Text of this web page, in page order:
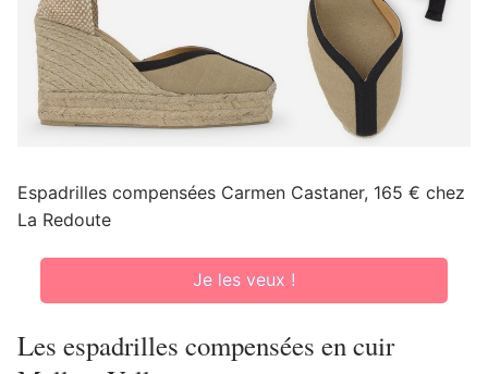
Espadrilles compensées Carmen Castaner, 165 € chez
La Redoute
Je les veux !
Les espadrilles compensées en cuir